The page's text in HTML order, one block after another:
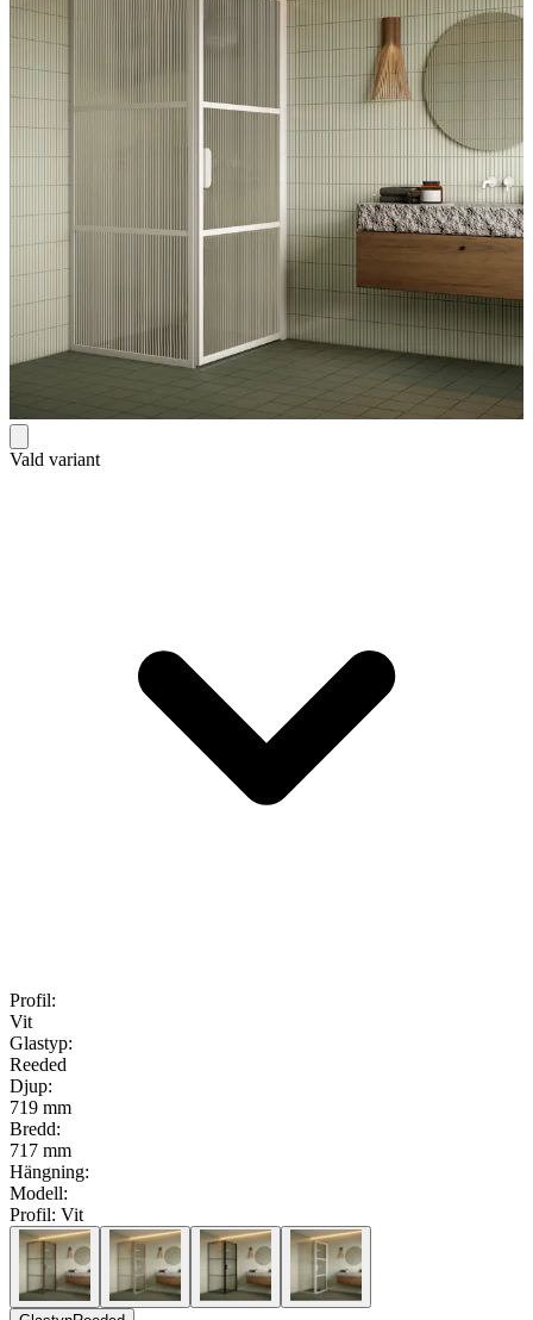
Vald variant
Profil:
Vit
Glastyp:
Reeded
Djup:
719 mm
Bredd:
717 mm
Hängning:
Modell:
Profil: Vit